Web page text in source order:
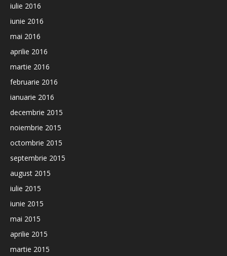
iulie 2016
iunie 2016
mai 2016
aprilie 2016
martie 2016
februarie 2016
ianuarie 2016
decembrie 2015
noiembrie 2015
octombrie 2015
septembrie 2015
august 2015
iulie 2015
iunie 2015
mai 2015
aprilie 2015
martie 2015